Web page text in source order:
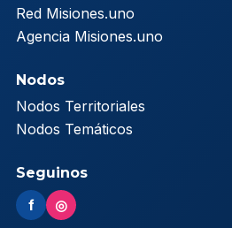
Red Misiones.uno
Agencia Misiones.uno
Nodos
Nodos Territoriales
Nodos Temáticos
Seguinos
f ◎